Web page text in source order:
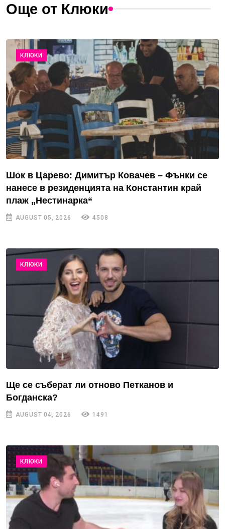
Още от Клюки
КЛЮКИ
Шок в Царево: Димитър Ковачев – Фънки се
нанесе в резиденцията на Константин край
плаж „Нестинарка“
AUGUST 05, 2026 4508
КЛЮКИ
Ще се съберат ли отново Петканов и
Богданска?
AUGUST 04, 2026 1491
КЛЮКИ